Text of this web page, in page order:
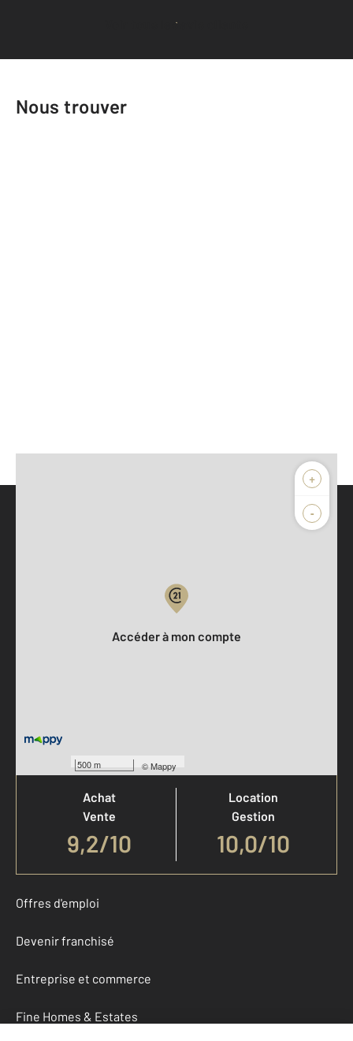
Voir tous les avis clients
Nous trouver
+
-
500 m ©Mappy
Accéder à mon compte
Votre agence est notée
Achat
Vente
9,2/10
Location
Gestion
10,0/10
Offres d'emploi
Devenir franchisé
Entreprise et commerce
Fine Homes & Estates